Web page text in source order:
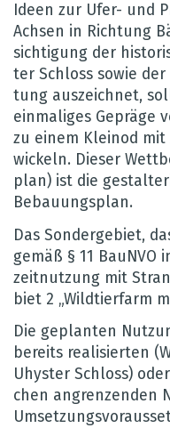
Ideen zur Ufer- und
Ach­sen in Rich­tung
sich­ti­gung der
ter Schloss sowie
tung aus­zeich­net,
ein­ma­li­ges Gepräge
zu einem Kleinod
wi­ckeln. Die­ser
plan) ist die
Bebau­ungs­plan.
Das Son­der­ge­biet,
gemäß § 11
zeit­nut­zung mit
biet 2 „Wild­tier­farm
Die geplan­ten
bereits rea­li­sier­ten
Uhys­ter Schloss)
chen angren­zen­den